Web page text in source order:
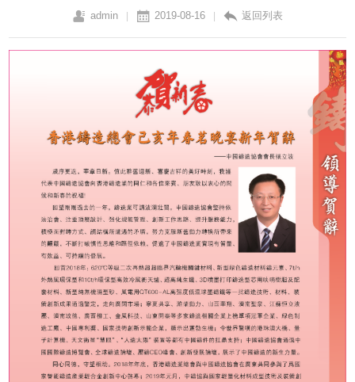
admin | 2019-08-16 | 返回列表